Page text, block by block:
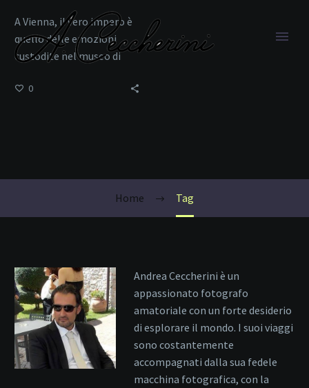
Home Tag
A Vienna, il vero impero è
quello delle emozioni
custodite nel museo di
0
Andrea Ceccherini è un
appassionato fotografo
amatoriale con un forte desiderio
di esplorare il mondo. I suoi viaggi
sono costantemente
accompagnati dalla sua fedele
macchina fotografica, con la